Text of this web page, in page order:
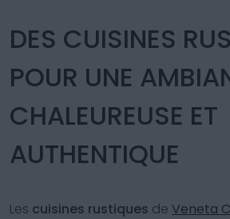
DES CUISINES
POUR UNE
CHALEUREUSE ET
AUTHENTIQUE
Les cuisines rustiques de Veneta